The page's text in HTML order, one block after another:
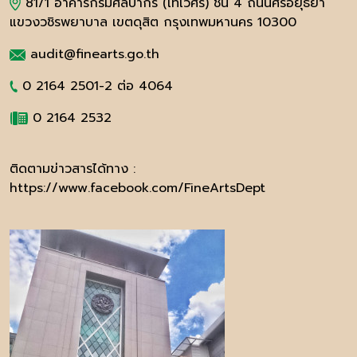
แขวงวชิรพยาบาล เขตดุสิต กรุงเทพมหานคร 10300
audit@finearts.go.th
0 2164 2501-2 ต่อ 4064
0 2164 2532
ติดตามข่าวสารได้ทาง :
https://www.facebook.com/FineArtsDept